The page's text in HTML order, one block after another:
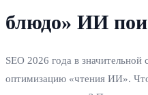
блюдо» ИИ
SEO 2026 года в значительной
оптимизацию «чтения ИИ».